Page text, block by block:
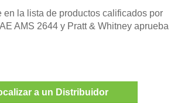
en la lista de productos calificados por
AMS 2644 y Pratt & Whitney aprueba
a un Distribuidor